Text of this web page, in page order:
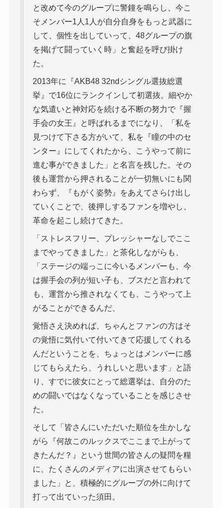
と改めて今のグループに警鐘を鳴らし、今こ
そメンバー1人1人が自分自身をもっと武器に
して、個性を出していって、48グループの旗
を掲げて闘っていく時」と奮起を呼び掛け
た。
2013年に『AKB48 32ndシングル選抜総選
挙』で16位にランクインして初選抜。細やか
な気遣いと神対応を続ける不断の努力で『握
手会の女王』と呼ばれるまでになり、「私を
見つけて下さる方がいて、私を『瞳の中のセ
ンター』にしてくれたから、こうやって前に
進む事ができました」と名言を残した。その
後も運営から押されることが一切無いにも関
わらず、『もがく姿勢』をあえてさらけ出し
ていくことで、後押しするファンを増やし、
革命を起こし続けてきた。
「ストレスフリー、プレッシャーなしでここ
までやってきました」と茶化しながらも、
「ステージの端っこに今いるメンバーも、今
は握手会の列が短い子も、ブスだと言われて
も、運営から推されなくても、こうやって上
がることができるんだ、
覚悟さえ決めれば、ちゃんとファンの方はそ
の覚悟に気付いて付いてきて応援してくれる
んだということを、ちょっとはメンバーに感
じてもらえたら、うれしいと思います」と語
り、すでに彼女にとって総選挙は、自分のた
めの闘いではなくなっていることを感じさせ
た。
そして「皆さんにいただいた順位を生かしな
がら『何故このルックスでここまで上がって
きたんだ？』という世間の皆さんの疑問を糧
に、たくさんのメディアに出演させてもらい
ました」と、積極的にグループの外に向けて
打って出ていった須田。